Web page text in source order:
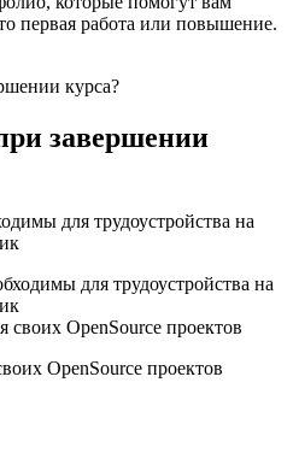
первая работа или повышение.
завершении
для трудоустройства на
OpenSource проектов